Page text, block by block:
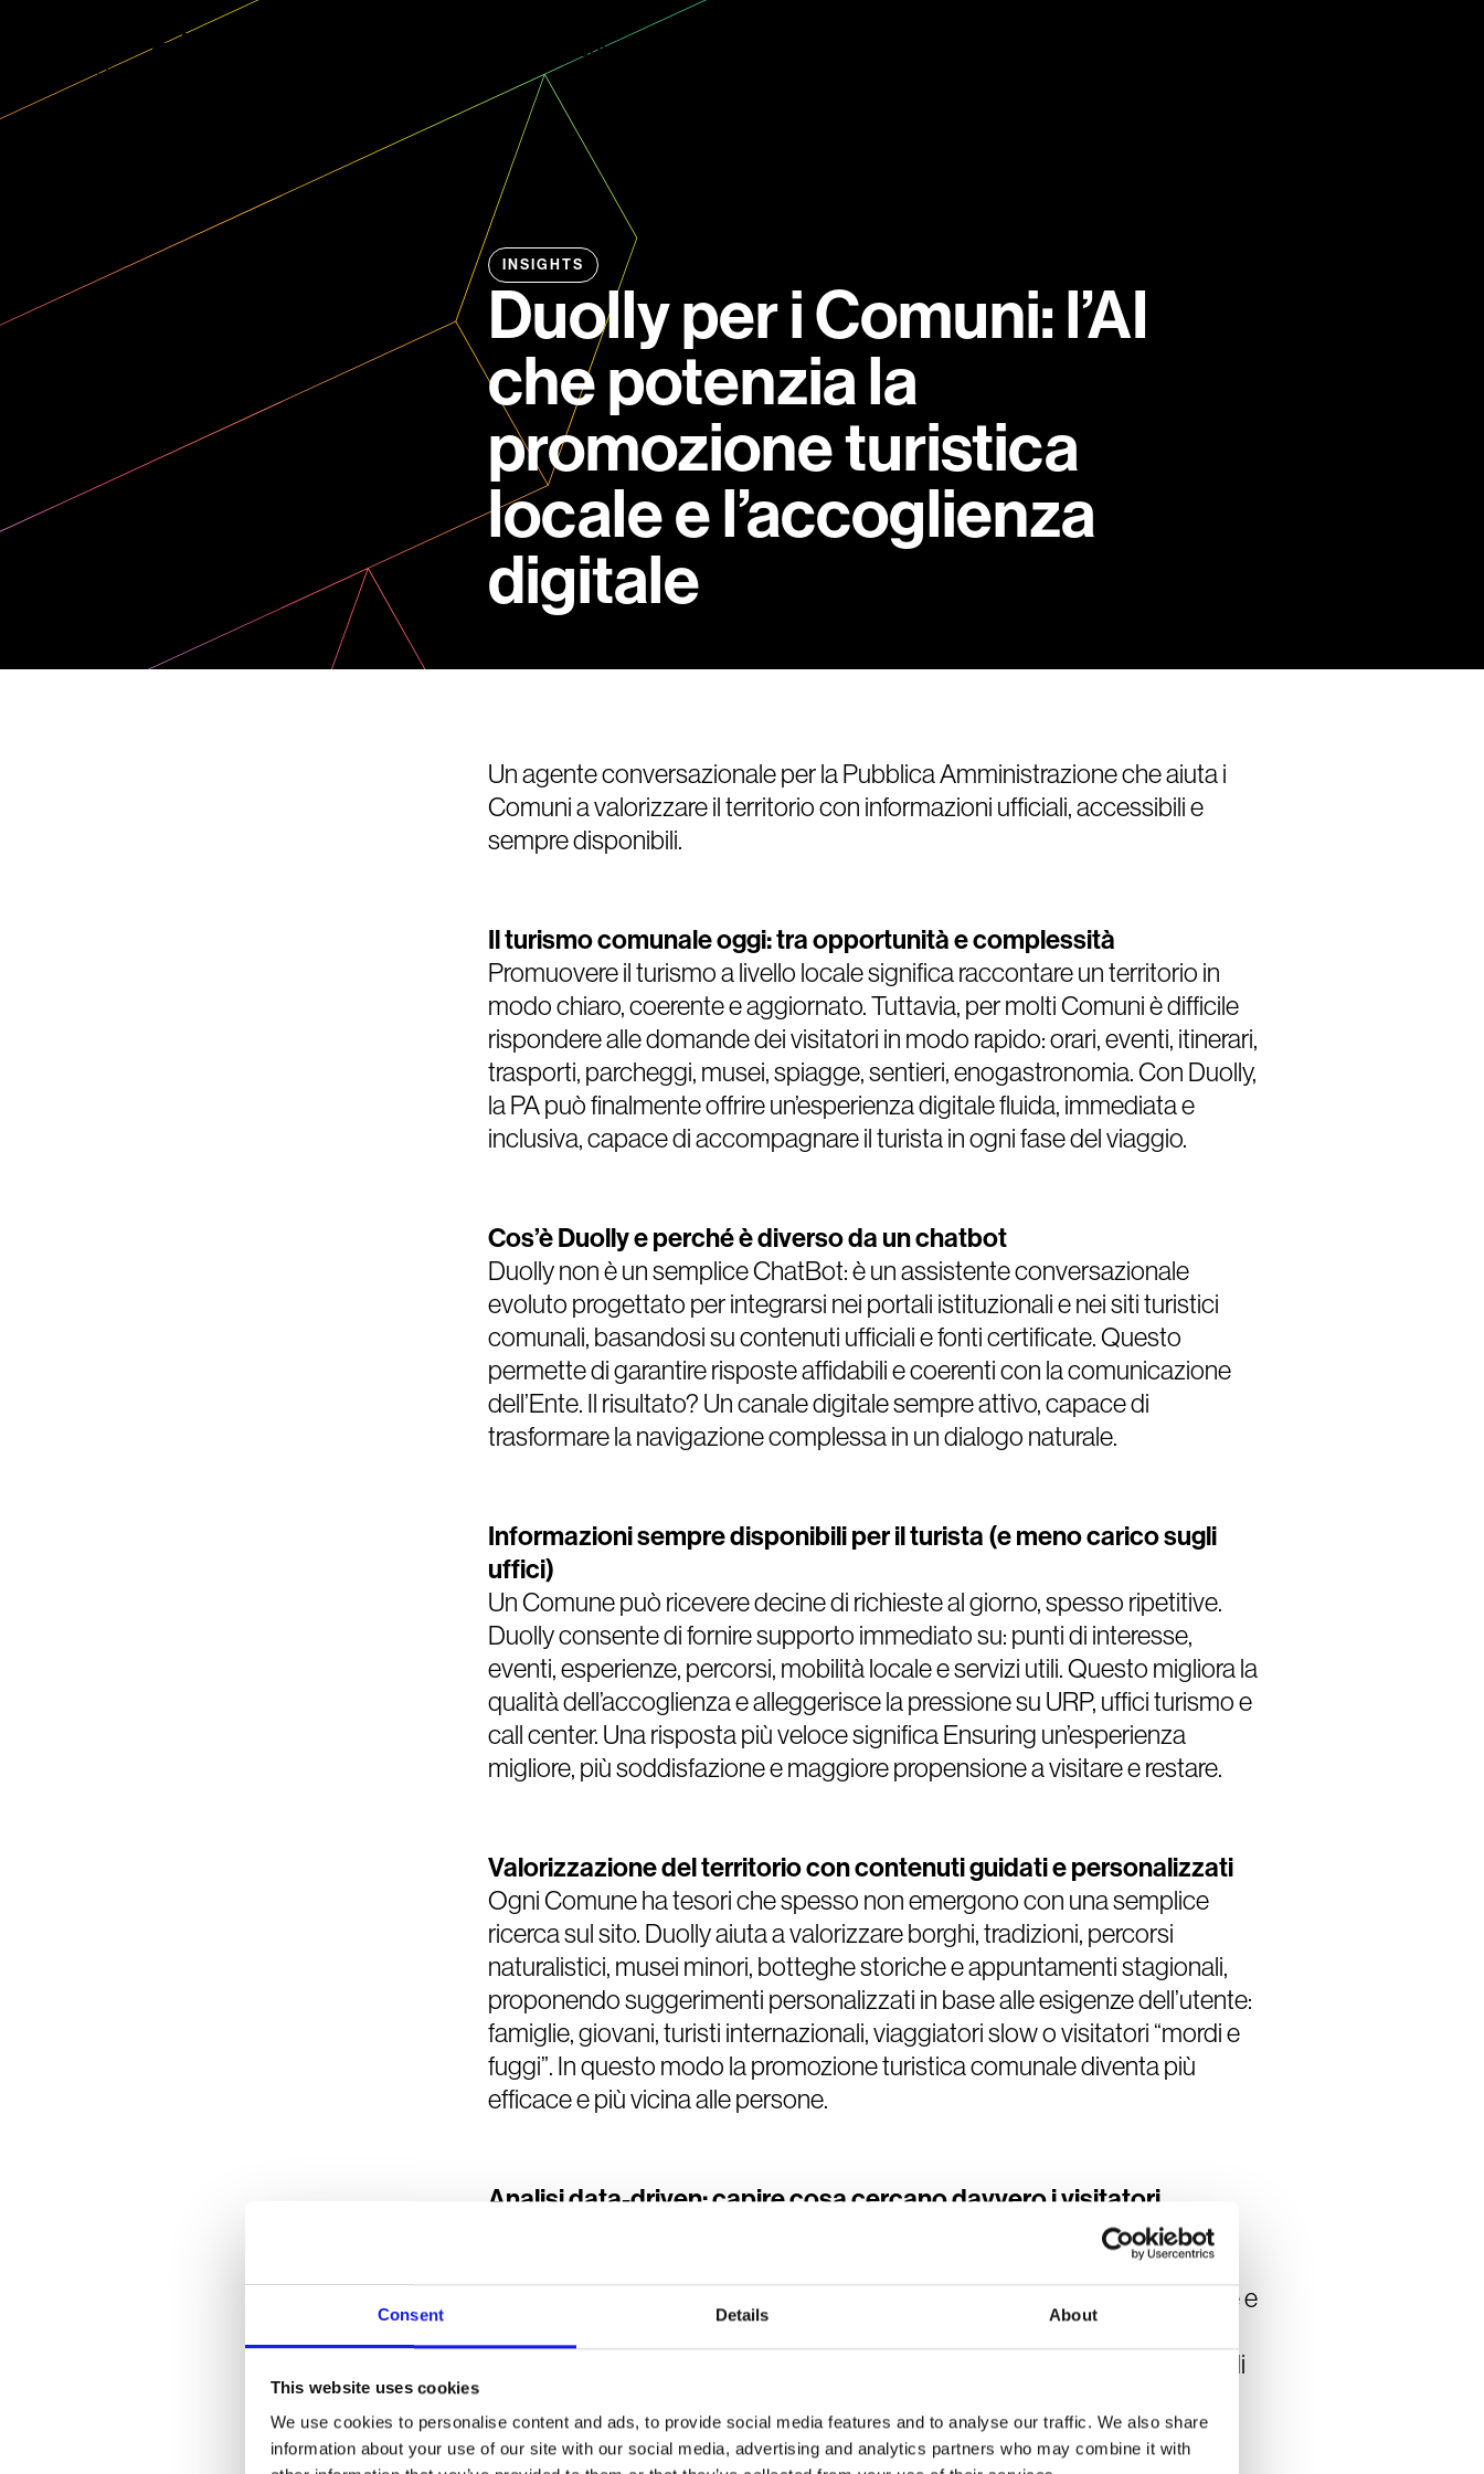
Consent Details About
This website uses cookies
We use cookies to personalise content and ads, to provide social media features and to analyse our traffic. We also share
information about your use of our site with our social media, advertising and analytics partners who may combine it with
DUOLLY AI
INSIGHTS
Duolly per i Comuni: l’AI
che potenzia la
promozione turistica
locale e l’accoglienza
digitale
Un agente conversazionale per la Pubblica Amministrazione che aiuta i
Comuni a valorizzare il territorio con informazioni ufficiali, accessibili e
sempre disponibili.
Il turismo comunale oggi: tra opportunità e complessità
Promuovere il turismo a livello locale significa raccontare un territorio in
modo chiaro, coerente e aggiornato. Tuttavia, per molti Comuni è difficile
rispondere alle domande dei visitatori in modo rapido: orari, eventi, itinerari,
trasporti, parcheggi, musei, spiagge, sentieri, enogastronomia. Con Duolly,
la PA può finalmente offrire un’esperienza digitale fluida, immediata e
inclusiva, capace di accompagnare il turista in ogni fase del viaggio.
Cos’è Duolly e perché è diverso da un chatbot
Duolly non è un semplice ChatBot: è un assistente conversazionale
evoluto progettato per integrarsi nei portali istituzionali e nei siti turistici
comunali, basandosi su contenuti ufficiali e fonti certificate. Questo
permette di garantire risposte affidabili e coerenti con la comunicazione
dell’Ente. Il risultato? Un canale digitale sempre attivo, capace di
trasformare la navigazione complessa in un dialogo naturale.
Informazioni sempre disponibili per il turista (e meno carico sugli
uffici)
Un Comune può ricevere decine di richieste al giorno, spesso ripetitive.
Duolly consente di fornire supporto immediato su: punti di interesse,
eventi, esperienze, percorsi, mobilità locale e servizi utili. Questo migliora la
qualità dell’accoglienza e alleggerisce la pressione su URP, uffici turismo e
call center. Una risposta più veloce significa Ensuring un’esperienza
migliore, più soddisfazione e maggiore propensione a visitare e restare.
Valorizzazione del territorio con contenuti guidati e personalizzati
Ogni Comune ha tesori che spesso non emergono con una semplice
ricerca sul sito. Duolly aiuta a valorizzare borghi, tradizioni, percorsi
naturalistici, musei minori, botteghe storiche e appuntamenti stagionali,
proponendo suggerimenti personalizzati in base alle esigenze dell’utente:
famiglie, giovani, turisti internazionali, viaggiatori slow o visitatori “mordi e
fuggi”. In questo modo la promozione turistica comunale diventa più
efficace e più vicina alle persone.
Analisi data-driven: capire cosa cercano davvero i visitatori
Un altro vantaggio strategico è la capacità di generare insight: Duolly
informazioni vengono richieste più spesso, quali eventi attirano interesse e
quali aree del territorio sono più cercate. Questi dati contribuiscono a
migliorare la comunicazione, ottimizzare campagne e pianificare azioni di